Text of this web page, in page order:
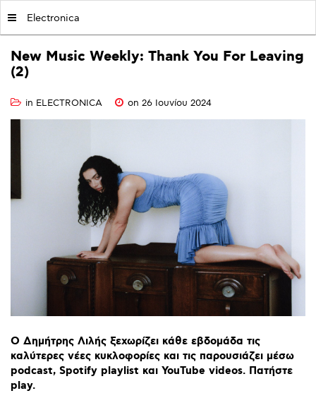
Electronica
New Music Weekly: Thank You For Leaving
(2)
in ELECTRONICA on 26 Ιουνίου 2024
Ο Δημήτρης Λιλής ξεχωρίζει κάθε εβδομάδα τις
καλύτερες νέες κυκλοφορίες και τις παρουσιάζει μέσω
podcast, Spotify playlist και YouTube videos. Πατήστε
play.